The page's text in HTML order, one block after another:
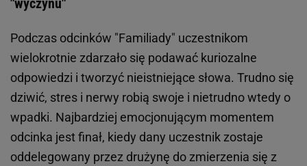
"wyczynu"
Podczas odcinków "Familiady" uczestnikom
wielokrotnie zdarzało się podawać kuriozalne
odpowiedzi i tworzyć nieistniejące słowa. Trudno się
dziwić, stres i nerwy robią swoje i nietrudno wtedy o
wpadki. Najbardziej emocjonującym momentem
odcinka jest finał, kiedy dany uczestnik zostaje
oddelegowany przez drużynę do zmierzenia się z